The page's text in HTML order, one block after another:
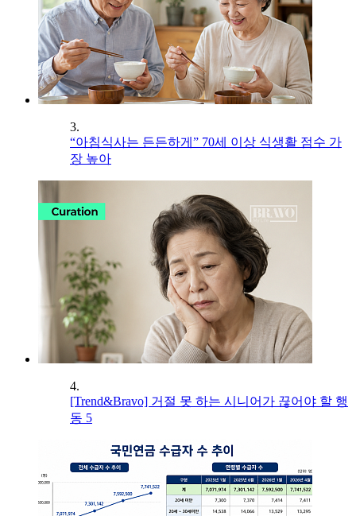
3.
“아침식사는 든든하게” 70세 이상 식생활 점수 가
장 높아
4.
[Trend&Bravo] 거절 못 하는 시니어가 끊어야 할 행
동 5